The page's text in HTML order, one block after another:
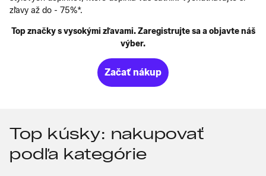
zľavy až do - 75%*.
Top značky s vysokými zľavami. Zaregistrujte sa a objavte náš
výber.
Začať nákup
Top kúsky: nakupovať
podľa kategórie